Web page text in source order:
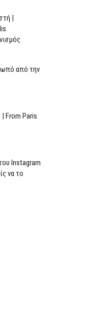
|
από την
From Paris
Instagram
να το